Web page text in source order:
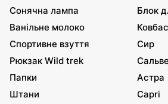
Сонячна лампа
Блок
Ванільне молоко
Спортивне взуття
Сир
Рюкзак Wild trek
Папки
Астра
Штани
Capri